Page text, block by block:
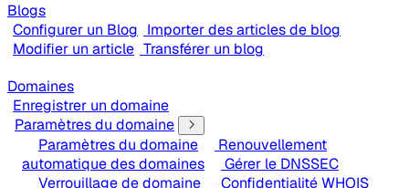
Blogs
Configurer un Blog Importer des articles de blog
Modifier un article Transférer un blog
Domaines
Enregistrer un domaine
Paramètres du domaine
Paramètres du domaine
Renouvellement
automatique des domaines
Gérer le DNSSEC
Verrouillage de domaine
Confidentialité WHOIS